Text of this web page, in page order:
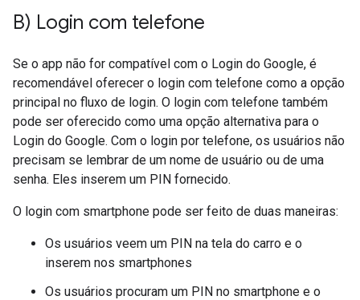
B) Login com telefone
Se o app não for compatível com o Login do Google, é
recomendável oferecer o login com telefone como a opção
principal no fluxo de login. O login com telefone também
pode ser oferecido como uma opção alternativa para o
Login do Google. Com o login por telefone, os usuários não
precisam se lembrar de um nome de usuário ou de uma
senha. Eles inserem um PIN fornecido.
O login com smartphone pode ser feito de duas maneiras:
Os usuários veem um PIN na tela do carro e o
inserem nos smartphones
Os usuários procuram um PIN no smartphone e o